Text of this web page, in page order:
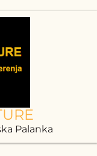
Palanka